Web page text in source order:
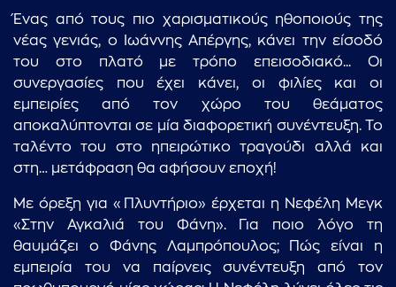
Ένας από τους πιο χαρισματικούς ηθοποιούς της
νέας γενιάς, ο Ιωάννης Απέργης, κάνει την είσοδό
του στο πλατό με τρόπο επεισοδιακό... Οι
συνεργασίες που έχει κάνει, οι φιλίες και οι
εμπειρίες από τον χώρο του θεάματος
αποκαλύπτονται σε μία διαφορετική συνέντευξη. Το
ταλέντο του στο ηπειρώτικο τραγούδι αλλά και
στη… μετάφραση θα αφήσουν εποχή!
Με όρεξη για «Πλυντήριο» έρχεται η Νεφέλη Μεγκ
«Στην Αγκαλιά του Φάνη». Για ποιο λόγο τη
θαυμάζει ο Φάνης Λαμπρόπουλος; Πώς είναι η
εμπειρία του να παίρνεις συνέντευξη από τον